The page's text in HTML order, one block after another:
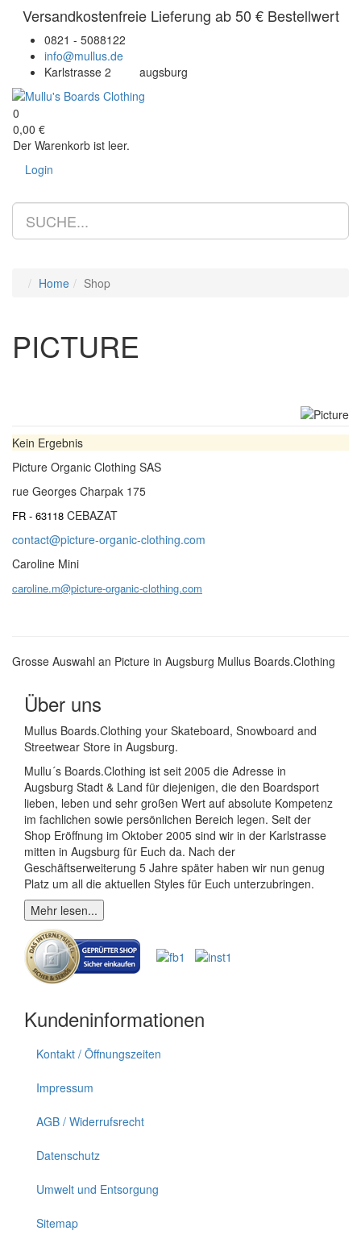
Versandkostenfreie Lieferung ab 50 € Bestellwert
0821 - 5088122
info@mullus.de
Karlstrasse 2
augsburg
0
0,00 €
Der Warenkorb ist leer.
Login
Home
Shop
PICTURE
Kein Ergebnis
Picture Organic Clothing SAS
rue Georges Charpak 175
FR - 63118 CEBAZAT
contact@picture-organic-clothing.com
Caroline Mini
caroline.m@picture-organic-clothing.com
Grosse Auswahl an Picture in Augsburg Mullus Boards.Clothing
Über uns
Mullus Boards.Clothing your Skateboard, Snowboard and
Streetwear Store in Augsburg.
Mullu´s Boards.Clothing ist seit 2005 die Adresse in
Augsburg Stadt & Land für diejenigen, die den Boardsport
lieben, leben und sehr großen Wert auf absolute Kompetenz
im fachlichen sowie persönlichen Bereich legen. Seit der
Shop Eröffnung im Oktober 2005 sind wir in der Karlstrasse
mitten in Augsburg für Euch da. Nach der
Geschäftserweiterung 5 Jahre später haben wir nun genug
Platz um all die aktuellen Styles für Euch unterzubringen.
Mehr lesen...
Kundeninformationen
Kontakt / Öffnungszeiten
Impressum
AGB / Widerrufsrecht
Datenschutz
Umwelt und Entsorgung
Sitemap